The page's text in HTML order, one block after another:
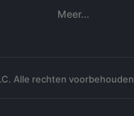
Meer...
Alle rechten voorbehouden